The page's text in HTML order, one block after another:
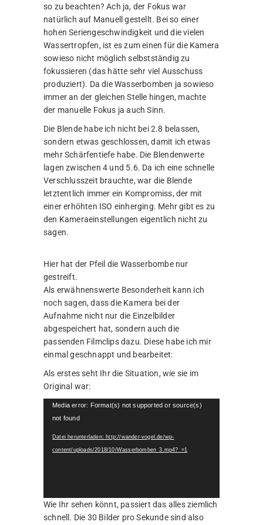
so zu beachten? Ach ja, der Fokus war
natürlich auf Manuell gestellt. Bei so einer
hohen Seriengeschwindigkeit und die vielen
Wassertropfen, ist es zum einen für die Kamera
sowieso nicht möglich selbstständig zu
fokussieren (das hätte sehr viel Ausschuss
produziert). Da die Wasserbomben ja sowieso
immer an der gleichen Stelle hingen, machte
der manuelle Fokus ja auch Sinn.
Die Blende habe ich nicht bei 2.8 belassen,
sondern etwas geschlossen, damit ich etwas
mehr Schärfentiefe habe. Die Blendenwerte
lagen zwischen 4 und 5.6. Da ich eine schnelle
Verschlusszeit brauchte, war die Blende
letztentlich immer ein Kompromiss, der mit
einer erhöhten ISO einherging. Mehr gibt es zu
den Kameraeinstellungen eigentlich nicht zu
sagen.
Hier hat der Pfeil die Wasserbombe nur
gestreift.
Als erwähnenswerte Besonderheit kann ich
noch sagen, dass die Kamera bei der
Aufnahme nicht nur die Einzelbilder
abgespeichert hat, sondern auch die
passenden Filmclips dazu. Diese habe ich mir
einmal geschnappt und bearbeitet:
Als erstes seht Ihr die Situation, wie sie im
Original war:
Video-
Player
Media error: Format(s) not supported or source(s)
not found
Datei herunterladen: http://wander-vogel.de/wp-
content/uploads/2018/10/Wasserbomben_3.mp4?_=1
Wie Ihr sehen könnt, passiert das alles ziemlich
schnell. Die 30 Bilder pro Sekunde sind also